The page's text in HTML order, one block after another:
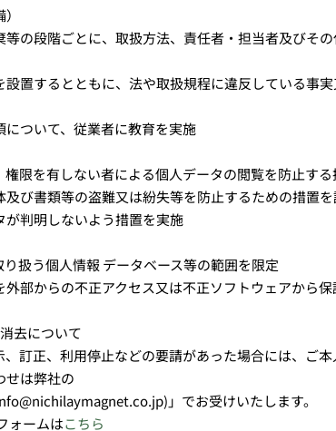
等の段階ごとに、取扱方法、責任者・担当者及びそ
設置するとともに、法や取扱規程に違反している事
について、従業者に教育を実施
権限を有しない者による個人データの閲覧を防止す
及び書類等の盗難又は紛失等を防止するための措置
判明しないよう措置を実施
扱う個人情報 データベース等の範囲を限定
部からの不正アクセス又は不正ソフトウェアから
去について
訂正、利用停止などの要請があった場合には、ご
せは弊社の
」でお受けいたします。
ォームはこちら